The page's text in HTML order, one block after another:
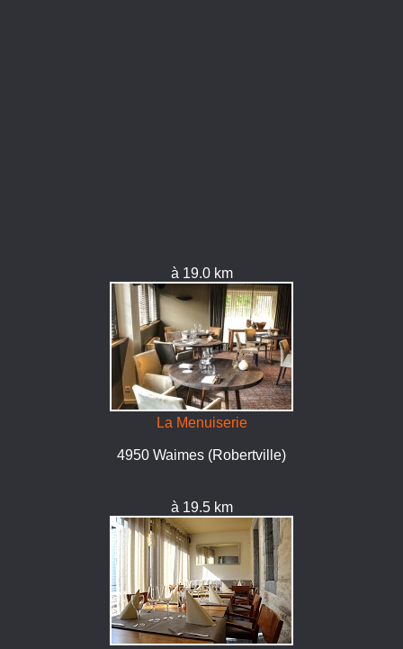
à 19.0 km
La Menuiserie
4950 Waimes (Robertville)
à 19.5 km